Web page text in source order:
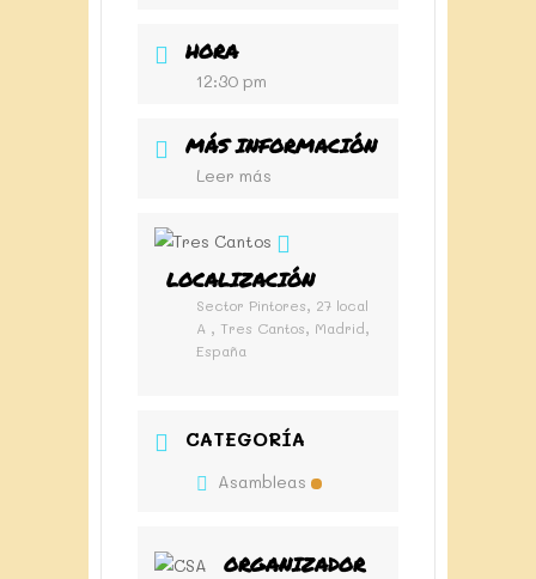
HORA
12:30 pm
MÁS INFORMACIÓN
Leer más
LOCALIZACIÓN
Sector Pintores, 27 local
A , Tres Cantos, Madrid,
España
CATEGORÍA
Asambleas
ORGANIZADOR